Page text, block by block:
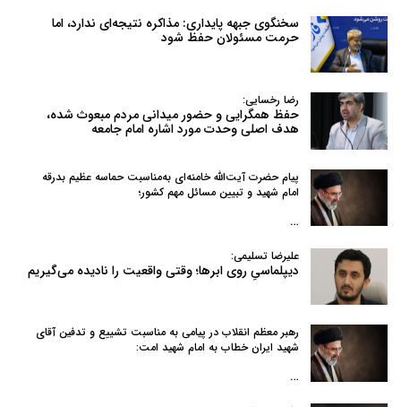
سخنگوی جبهه پایداری: مذاکره نتیجه‌ای ندارد، اما
حرمت مسئولان حفظ شود
رضا رخسایی:
حفظ همگرایی و حضور میدانی مردم مبعوث شده،
هدف اصلی وحدت مورد اشاره امام جامعه
پیام حضرت آیت‌الله خامنه‌ای به‌مناسبت حماسه عظیم بدرقه
امام شهید و تبیین مسائل مهم کشور؛
…
علیرضا تسلیمی:
دیپلماسیِ روی ابرها؛ وقتی واقعیت را نادیده می‌گیریم
رهبر معظم انقلاب در پیامی به‌ مناسبت تشییع و تدفین آقای
شهید ایران خطاب به امام شهید امت:
…